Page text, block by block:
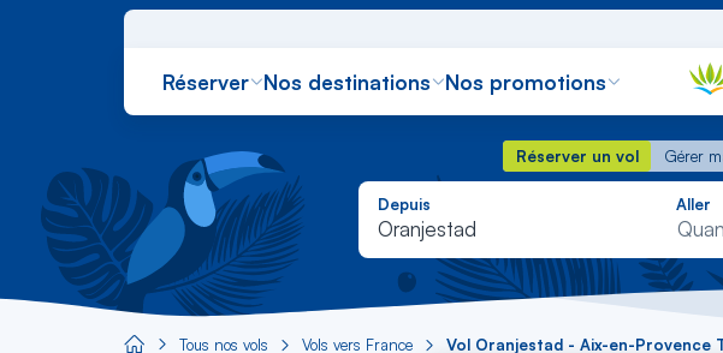
Réserver Nos destinations Nos promotions
Réserver un vol Gérer
Réserver un vol
Gérer
Depuis
Oranjestad
dans
liste
Aller
Tous nos vols Vols vers France Vol Oranjestad - Aix-en-Provence